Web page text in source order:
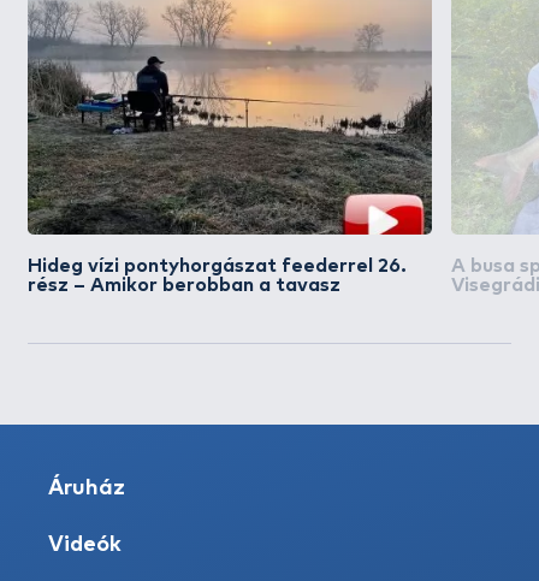
Hideg vízi pontyhorgászat feederrel 26.
rész – Amikor berobban a tavasz
A busa
Áruház
Videók